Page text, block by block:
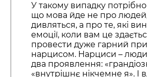
У такому випадку
що мова йде не про людей,
дивляться, а про те, які
емоції, коли вам це
провести дуже гарний
нарцисом. Нарциси –
два проявлення:
«внутрішнє нікчемне я». І